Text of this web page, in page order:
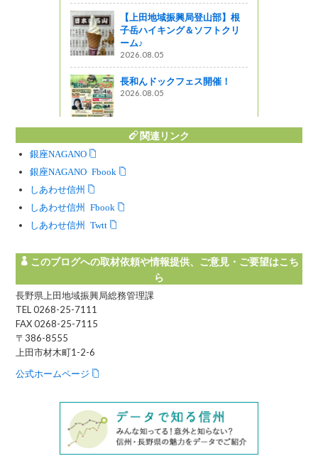
【上田地域振興局登山部】根
子岳ハイキング＆ソフトクリ
ーム♪
2026.08.05
長和んドックフェス開催！
2026.08.05
関連リンク
銀座NAGANO
銀座NAGANO Facebook
しあわせ信州
しあわせ信州 Facebook
しあわせ信州 Twitter
このブログへの取材依頼や情報提供、ご意見・ご要望はこち
ら
長野県上田地域振興局総務管理課
TEL 0268-25-7111
FAX 0268-25-7115
〒386-8555
上田市材木町1-2-6
公式ホームページ